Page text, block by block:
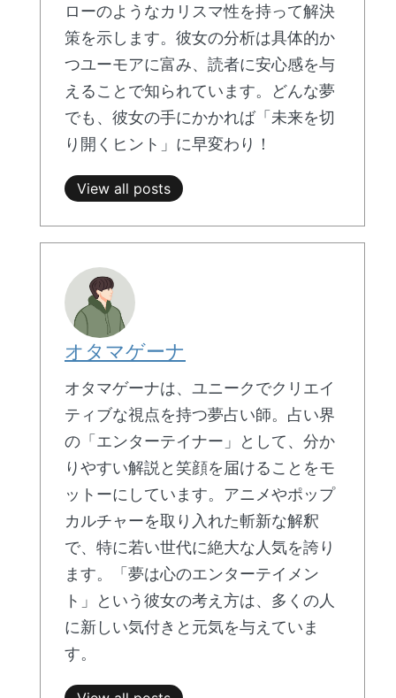
ローのようなカリスマ性を持って解決
策を示します。彼女の分析は具体的か
つユーモアに富み、読者に安心感を与
えることで知られています。どんな夢
でも、彼女の手にかかれば「未来を切
り開くヒント」に早変わり！
View all posts
オタマゲーナ
オタマゲーナは、ユニークでクリエイ
ティブな視点を持つ夢占い師。占い界
の「エンターテイナー」として、分か
りやすい解説と笑顔を届けることをモ
ットーにしています。アニメやポップ
カルチャーを取り入れた斬新な解釈
で、特に若い世代に絶大な人気を誇り
ます。「夢は心のエンターテイメン
ト」という彼女の考え方は、多くの人
に新しい気付きと元気を与えていま
す。